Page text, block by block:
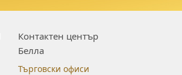
Контактен център
Белла
Търговски офиси